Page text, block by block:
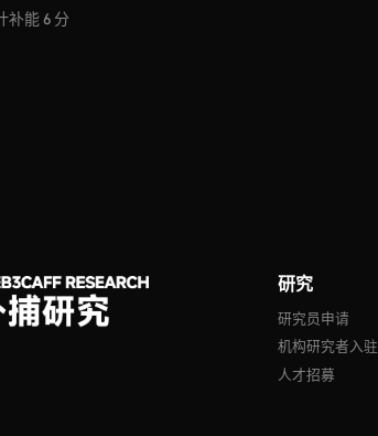
协议可
式金融
补能 6 分
研究
研究员申请
机构研究者入驻
人才招募